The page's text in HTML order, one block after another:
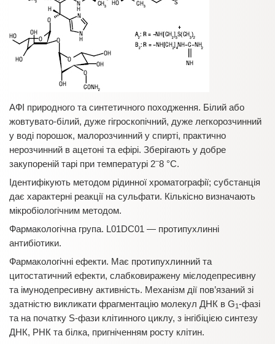
АФІ природного та синтетичного походження. Білий або
жовтувато-білий, дуже гігроскопічний, дуже легкорозчинний
у воді порошок, малорозчинний у спирті, практично
нерозчинний в ацетоні та ефірі. Зберігають у добре
закупореній тарі при температурі 2–8 °С.
Ідентифікують методом рідинної хроматографії; субстанція
дає характерні реакції на сульфати. Кількісно визначають
мікробіологічним методом.
Фармакологічна група. L01DC01 — протипухлинні
антибіотики.
Фармакологічні ефекти. Має протипухлинний та
цитостатичний ефекти, слабковиражену мієлодепресивну
та імунодепресивну активність. Механізм дії пов’язаний зі
здатністю викликати фрагментацію молекул ДНК в G1 -фазі
та на початку S-фази клітинного циклу, з інгібіцією синтезу
ДНК, РНК та білка, пригніченням росту клітин.